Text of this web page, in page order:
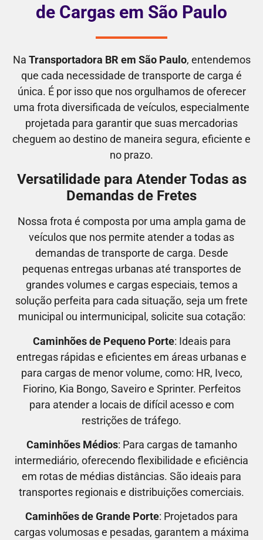
de Cargas em São Paulo
Na Transportadora BR em São Paulo, entendemos
que cada necessidade de transporte de carga é
única. É por isso que nos orgulhamos de oferecer
uma frota diversificada de veículos, especialmente
projetada para garantir que suas mercadorias
cheguem ao destino de maneira segura, eficiente e
no prazo.
Versatilidade para Atender Todas as
Demandas de Fretes
Nossa frota é composta por uma ampla gama de
veículos que nos permite atender a todas as
demandas de transporte de carga. Desde
pequenas entregas urbanas até transportes de
grandes volumes e cargas especiais, temos a
solução perfeita para cada situação, seja um frete
municipal ou intermunicipal, solicite sua cotação:
Caminhões de Pequeno Porte: Ideais para
entregas rápidas e eficientes em áreas urbanas e
para cargas de menor volume, como: HR, Iveco,
Fiorino, Kia Bongo, Saveiro e Sprinter. Perfeitos
para atender a locais de difícil acesso e com
restrições de tráfego.
Caminhões Médios: Para cargas de tamanho
intermediário, oferecendo flexibilidade e eficiência
em rotas de médias distâncias. São ideais para
transportes regionais e distribuições comerciais.
Caminhões de Grande Porte: Projetados para
cargas volumosas e pesadas, garantem a máxima